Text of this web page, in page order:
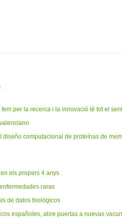
per la recerca i la innovació té tot el
computacional de proteínas de
els propers 4 anys
raras
de datos biológicos
españoles, abre puertas a nuevas